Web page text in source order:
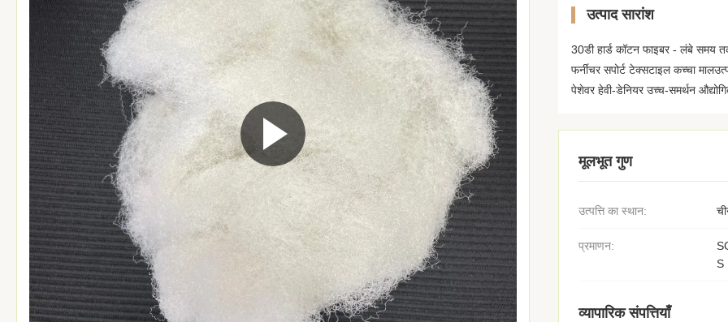
उत्पाद सारांश
30डी हार्ड कॉटन फाइबर - लंबे समय
फर्नीचर सपोर्ट टेक्सटाइल कच्चा
पेशेवर हेवी-डेनियर उच्च-समर्थन
मूलभूत गुण
उत्पत्ति का स्थान:
प्रमाणन:
S
व्यापारिक संपत्तियाँ